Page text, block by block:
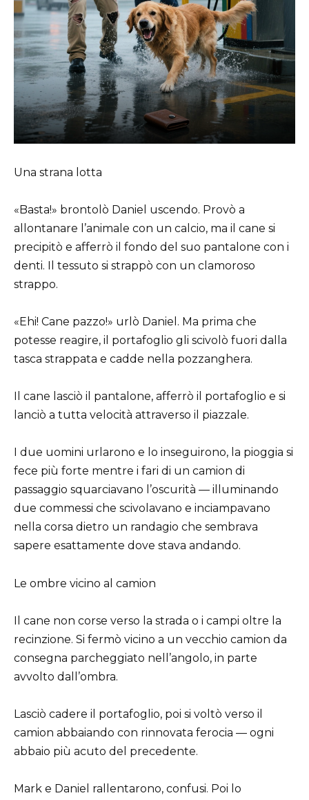
Una strana lotta
«Basta!» brontolò Daniel uscendo. Provò a
allontanare l’animale con un calcio, ma il cane si
precipitò e afferrò il fondo del suo pantalone con i
denti. Il tessuto si strappò con un clamoroso
strappo.
«Ehi! Cane pazzo!» urlò Daniel. Ma prima che
potesse reagire, il portafoglio gli scivolò fuori dalla
tasca strappata e cadde nella pozzanghera.
Il cane lasciò il pantalone, afferrò il portafoglio e si
lanciò a tutta velocità attraverso il piazzale.
I due uomini urlarono e lo inseguirono, la pioggia si
fece più forte mentre i fari di un camion di
passaggio squarciavano l’oscurità — illuminando
due commessi che scivolavano e inciampavano
nella corsa dietro un randagio che sembrava
sapere esattamente dove stava andando.
Le ombre vicino al camion
Il cane non corse verso la strada o i campi oltre la
recinzione. Si fermò vicino a un vecchio camion da
consegna parcheggiato nell’angolo, in parte
avvolto dall’ombra.
Lasciò cadere il portafoglio, poi si voltò verso il
camion abbaiando con rinnovata ferocia — ogni
abbaio più acuto del precedente.
Mark e Daniel rallentarono, confusi. Poi lo